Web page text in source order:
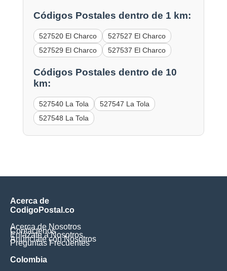
Códigos Postales dentro de 1 km:
527520 El Charco
527527 El Charco
527529 El Charco
527537 El Charco
Códigos Postales dentro de 10
km:
527540 La Tola
527547 La Tola
527548 La Tola
Acerca de
CodigoPostal.co
Acerca de Nosotros
Contáctenos
Enlázate a Nosotros
Anúnciate con Nosotros
Preguntas Frecuentes
Colombia